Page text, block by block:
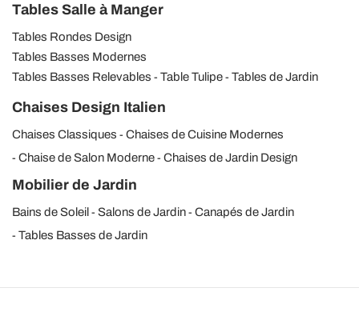
Tables Salle à Manger
Tables Rondes Design
Tables Basses Modernes
Tables Basses Relevables
Table Tulipe Tables de Jardin
Chaises Design Italien
Chaises Classiques
Chaises de Cuisine Modernes
Chaise de Salon Moderne
Chaises de Jardin Design
Mobilier de Jardin
Bains de Soleil Salons de Jardin
Canapés de Jardin
Tables Basses de Jardin